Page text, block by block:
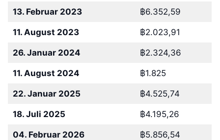
13. Februar 2023 ฿6.352,59
11. August 2023 ฿2.023,91
26. Januar 2024 ฿2.324,36
11. August 2024 ฿1.825
22. Januar 2025 ฿4.525,74
18. Juli 2025 ฿4.195,26
04. Februar 2026 ฿5.856,54